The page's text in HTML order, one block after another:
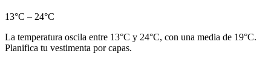
13°C – 24°C
La temperatura oscila entre 13°C y 24°C, con una media de 19°C.
Planifica tu vestimenta por capas.